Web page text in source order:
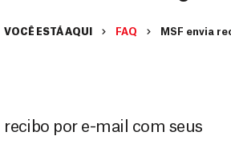
VOCÊ ESTÁ AQUI FAQ MSF envia
por e-mail com seus